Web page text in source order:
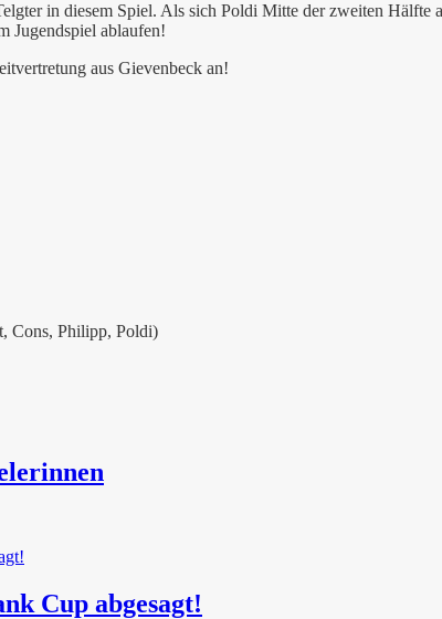
in diesem Spiel. Als sich Poldi Mitte der zweiten
Jugendspiel ablaufen!
aus Gievenbeck an!
Cons, Philipp, Poldi)
Cup abgesagt!